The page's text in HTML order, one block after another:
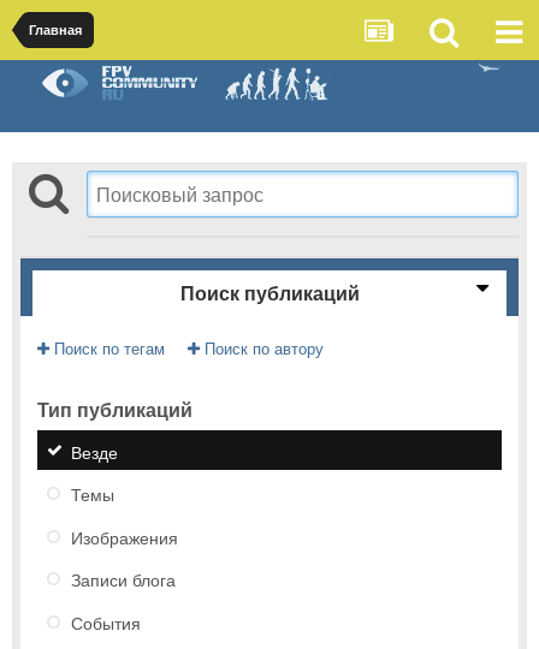
Главная
Поиск публикаций
Поиск по тегам Поиск по автору
Тип публикаций
Везде
Темы
Изображения
Записи блога
События